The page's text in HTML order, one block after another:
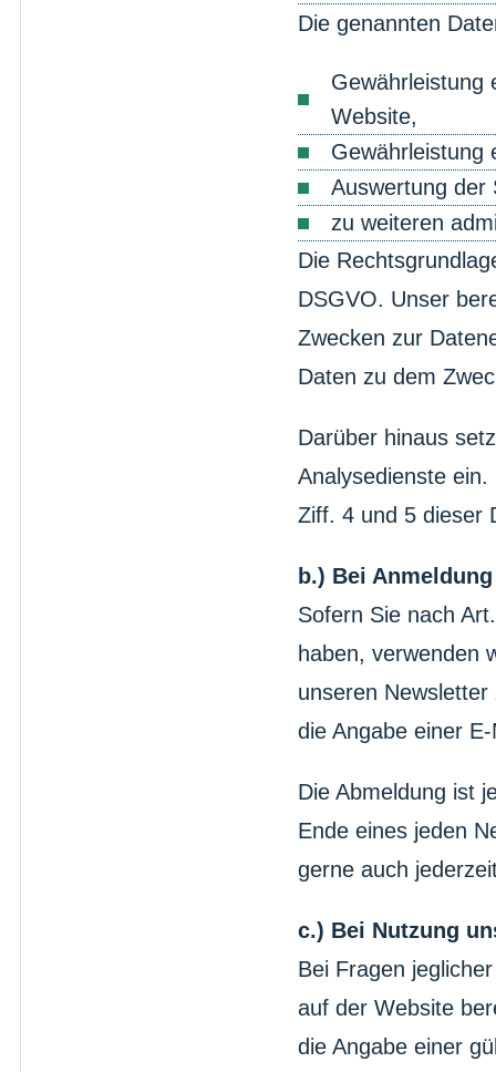
Die genannten
Gewährleistung
Website,
Gewährleistung
Auswertung der
zu weiteren
Die
DSGVO. Unser
Zwecken zur
Daten zu dem
Darüber hinaus
Analysedienste
Ziff. 4 und 5 dieser
b.) Bei
Sofern Sie nach
haben, verwenden
unseren
die Angabe einer
Die Abmeldung ist
Ende eines jeden
gerne auch
c.) Bei Nutzung
Bei Fragen
auf der Website
die Angabe einer